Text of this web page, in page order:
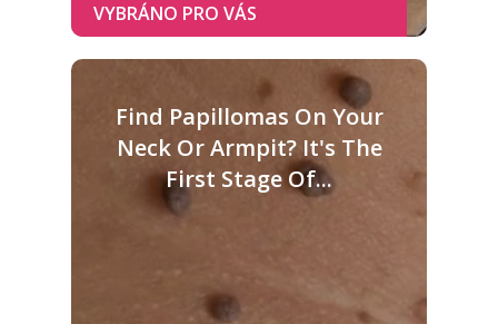
Find Papillomas On Your
Neck Or Armpit? It's The
First Stage Of...